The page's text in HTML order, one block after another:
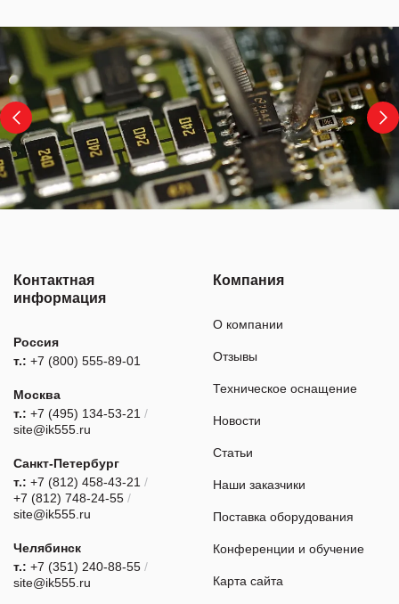
Контактная
информация
Россия
т.: +7 (800) 555-89-01
Москва
т.: +7 (495) 134-53-21 /
site@ik555.ru
Санкт-Петербург
т.: +7 (812) 458-43-21 /
+7 (812) 748-24-55 /
site@ik555.ru
Челябинск
т.: +7 (351) 240-88-55 /
site@ik555.ru
Компания
О компании
Отзывы
Техническое оснащение
Новости
Статьи
Наши заказчики
Поставка оборудования
Конференции и обучение
Карта сайта